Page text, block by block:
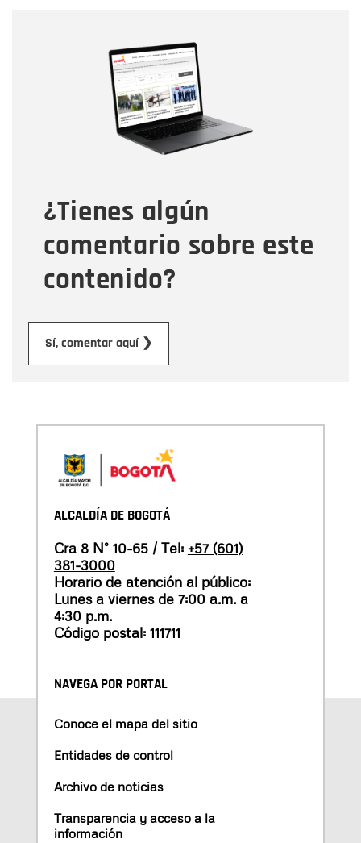
¿Tienes algún
comentario sobre este
contenido?
Sí, comentar aquí ❯
Correo electrónico
Tipo de comentario
Mensaje
ALCALDÍA DE BOGOTÁ
Cra 8 N° 10-65 / Tel: +57 (601)
381-3000
Horario de atención al público:
Lunes a viernes de 7:00 a.m. a
4:30 p.m.
Código postal: 111711
NAVEGA POR PORTAL
Conoce el mapa del sitio
Entidades de control
Archivo de noticias
Transparencia y acceso a la
información